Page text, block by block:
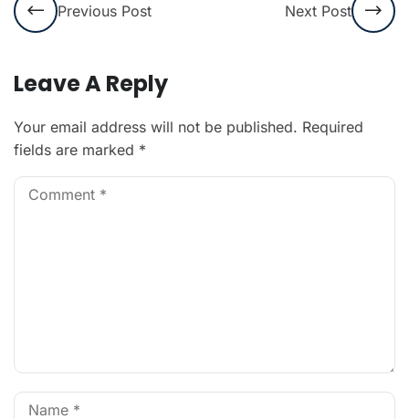
Previous Post Next Post
Leave A Reply
Your email address will not be published. Required
fields are marked *